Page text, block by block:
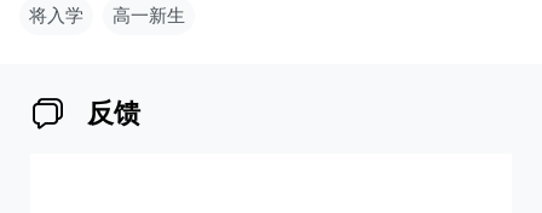
将入学 高一新生
反馈